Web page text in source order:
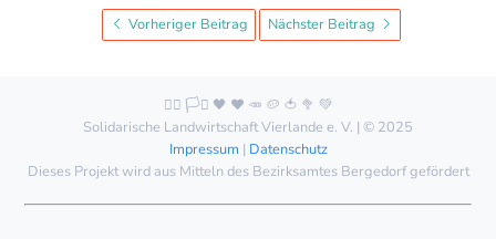
Vorheriger Beitrag Nächster Beitrag
🏳️‍🌈 🏳️‍⚧️ 🖤 ❤️ 🥕 🥔 🍅 🥦 💚
Solidarische Landwirtschaft Vierlande e. V. | © 2025
Impressum | Datenschutz
Dieses Projekt wird aus Mitteln des Bezirksamtes Bergedorf gefördert